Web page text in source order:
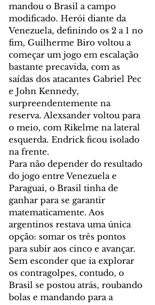
mandou o Brasil a campo
modificado. Herói diante da
Venezuela, definindo os 2 a 1 no
fim, Guilherme Biro voltou a
começar um jogo em escalação
bastante precavida, com as
saídas dos atacantes Gabriel Pec
e John Kennedy,
surpreendentemente na
reserva. Alexsander voltou para
o meio, com Rikelme na lateral
esquerda. Endrick ficou isolado
na frente.
Para não depender do resultado
do jogo entre Venezuela e
Paraguai, o Brasil tinha de
ganhar para se garantir
matematicamente. Aos
argentinos restava uma única
opção: somar os três pontos
para subir aos cinco e avançar.
Sem esconder que ia explorar
os contragolpes, contudo, o
Brasil se postou atrás, roubando
bolas e mandando para a